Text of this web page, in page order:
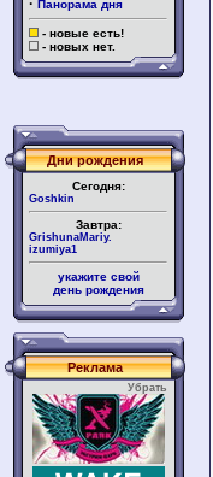
· Панорама дня
- новые есть!
- новых нет.
Дни рождения
Сегодня:
Goshkin
Завтра:
GrishunaMariy.
izumiya1
укажите свой
день рождения
Реклама
Убрать